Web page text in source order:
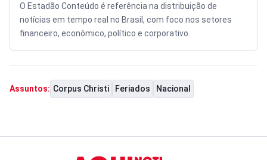
O Estadão Conteúdo é referência na distribuição de
notícias em tempo real no Brasil, com foco nos setores
financeiro, econômico, político e corporativo.
Assuntos: Corpus Christi Feriados Nacional